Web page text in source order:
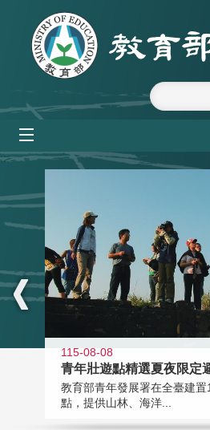
跳到主要內容區塊
:::
115-08-08
青年壯遊點精選夏夜限定
教育部青年發展署在全臺建
點，提供山林、海洋...